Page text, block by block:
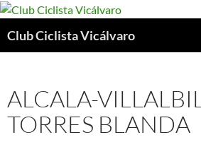
Saltar
contenido
Club Ciclista Vicálvaro
ALCALA-
TORRES BLANDA